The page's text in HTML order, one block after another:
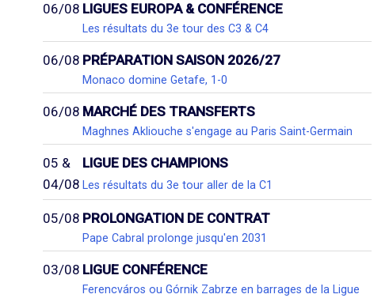
06/08 LIGUES EUROPA & CONFÉRENCE
Les résultats du 3e tour des C3 & C4
06/08 PRÉPARATION SAISON 2026/27
Monaco domine Getafe, 1-0
06/08 MARCHÉ DES TRANSFERTS
Maghnes Akliouche s'engage au Paris Saint-Germain
05 &
04/08
LIGUE DES CHAMPIONS
Les résultats du 3e tour aller de la C1
05/08 PROLONGATION DE CONTRAT
Pape Cabral prolonge jusqu'en 2031
03/08 LIGUE CONFÉRENCE
Ferencváros ou Górnik Zabrze en barrages de la Ligue